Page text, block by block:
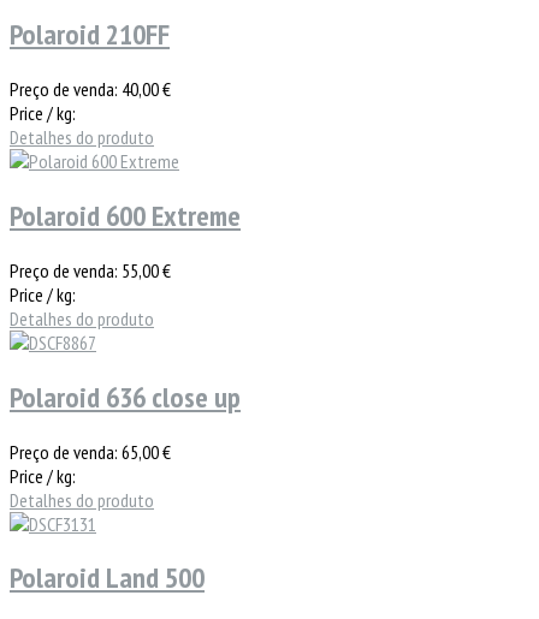
Polaroid 210FF
Preço de venda: 40,00 €
Price / kg:
Detalhes do produto
Polaroid 600 Extreme
Preço de venda: 55,00 €
Price / kg:
Detalhes do produto
Polaroid 636 close up
Preço de venda: 65,00 €
Price / kg:
Detalhes do produto
Polaroid Land 500